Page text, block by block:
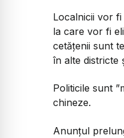
Localnicii vor
la care vor fi
cetățenii sunt
în alte districte
Politicile sunt
chineze.
Anunțul